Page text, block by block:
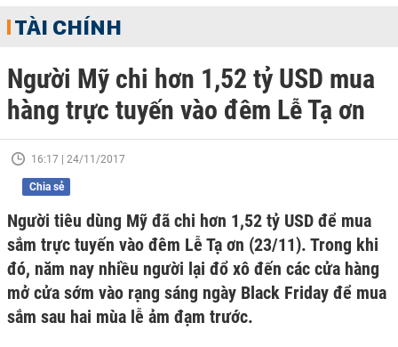
TÀI CHÍNH
Người Mỹ chi hơn 1,52 tỷ USD mua
hàng trực tuyến vào đêm Lễ Tạ ơn
16:17 | 24/11/2017
Chia sẻ
Người tiêu dùng Mỹ đã chi hơn 1,52 tỷ USD để mua
sắm trực tuyến vào đêm Lễ Tạ ơn (23/11). Trong khi
đó, năm nay nhiều người lại đổ xô đến các cửa hàng
mở cửa sớm vào rạng sáng ngày Black Friday để mua
sắm sau hai mùa lễ ảm đạm trước.